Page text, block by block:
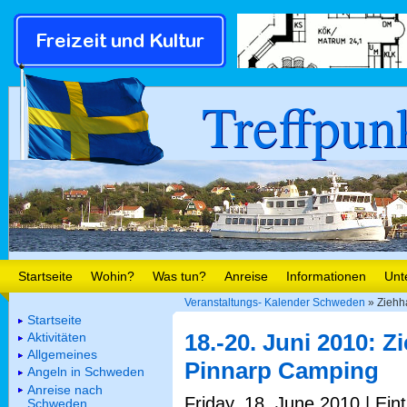
Startseite Wohin? Was tun? Anreise Informationen
Veranstaltungs- Kalender Schweden »
18.-20. Juni 2010:
Pinnarp Camping
Startseite
Aktivitäten
Allgemeines
Angeln in Schweden
Anreise nach
Schweden